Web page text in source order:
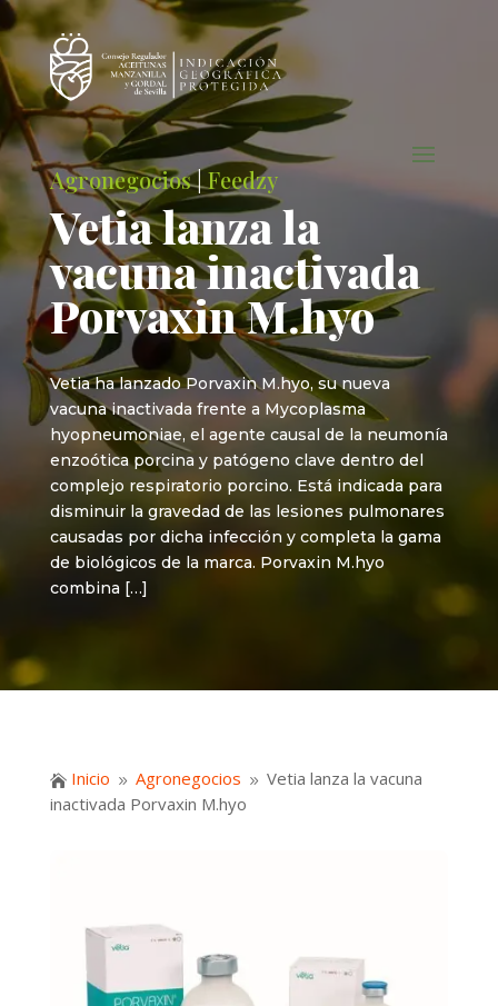
Agronegocios|Feedzy
Vetia lanza la
vacuna inactivada
Porvaxin M.hyo
Vetia ha lanzado Porvaxin M.hyo, su nueva
vacuna inactivada frente a Mycoplasma
hyopneumoniae, el agente causal de la neumonía
enzoótica porcina y patógeno clave dentro del
complejo respiratorio porcino. Está indicada para
disminuir la gravedad de las lesiones pulmonares
causadas por dicha infección y completa la gama
de biológicos de la marca. Porvaxin M.hyo
combina […]
 Inicio 9 Agronegocios 9 Vetia lanza la vacuna
inactivada Porvaxin M.hyo